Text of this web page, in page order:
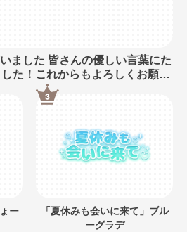
ました 皆さんの優しい言葉にた
た！これからもよろしくお願い
」長文・手書き風
ー
「夏休みも会いに来て」ブル
ーグラデ